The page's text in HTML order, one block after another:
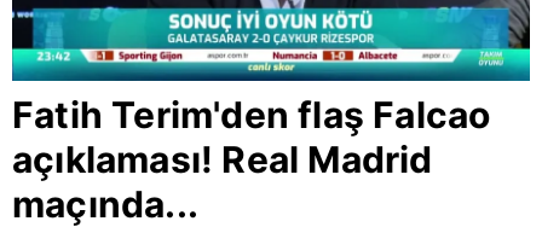
Fatih Terim'den flaş Falcao
açıklaması! Real Madrid
maçında...